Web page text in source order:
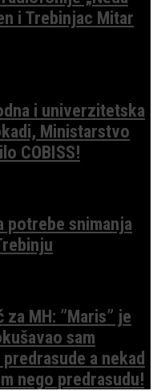
i Trebinjac Mitar
i univerzitetska
Ministarstvo
COBISS!
potrebe snimanja
MH: ”Maris” je
sam
a nekad
nego predrasudu!